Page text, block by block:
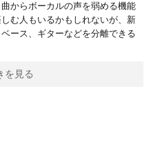
からボーカルの声を弱める機能
む人もいるかもしれないが、新
ース、ギターなどを分離できる
を見る